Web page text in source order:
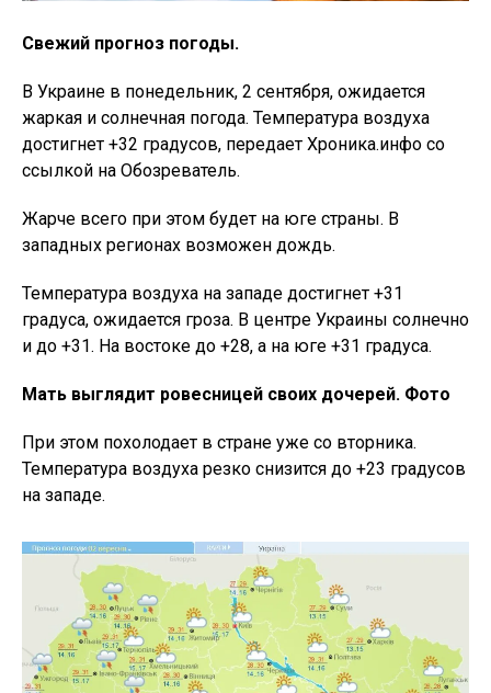
Свежий прогноз погоды.
В Украине в понедельник, 2 сентября, ожидается
жаркая и солнечная погода. Температура воздуха
достигнет +32 градусов, передает Хроника.инфо со
ссылкой на Обозреватель.
Жарче всего при этом будет на юге страны. В
западных регионах возможен дождь.
Температура воздуха на западе достигнет +31
градуса, ожидается гроза. В центре Украины солнечно
и до +31. На востоке до +28, а на юге +31 градуса.
Мать выглядит ровесницей своих дочерей. Фото
При этом похолодает в стране уже со вторника.
Температура воздуха резко снизится до +23 градусов
на западе.